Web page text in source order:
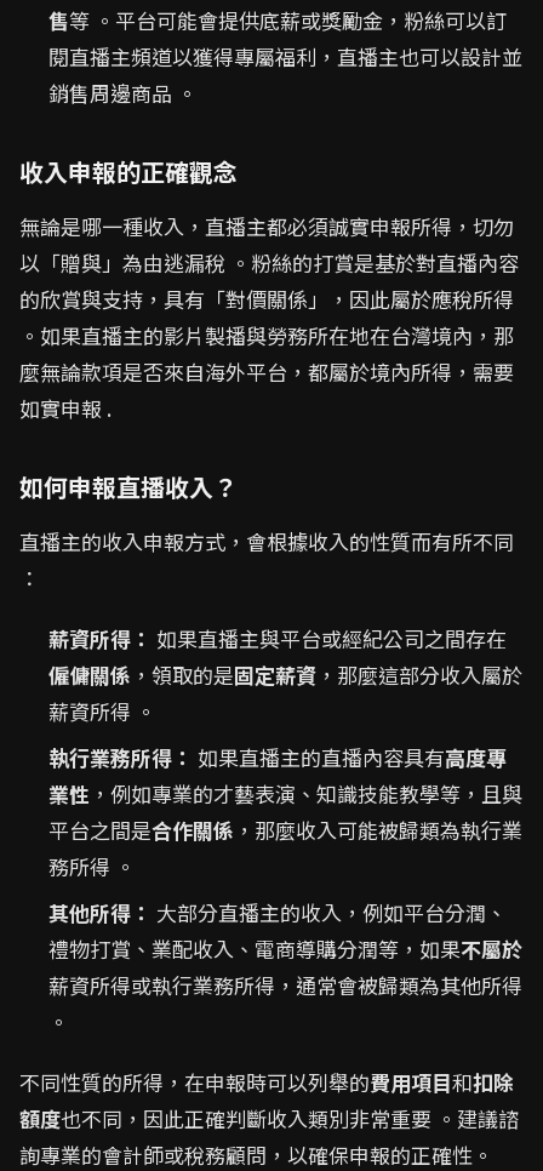
售等 。平台可能會提供底薪或獎勵金，粉絲可以訂
閱直播主頻道以獲得專屬福利，直播主也可以設計並
銷售周邊商品 。
收入申報的正確觀念
無論是哪一種收入，直播主都必須誠實申報所得，切勿
以「贈與」為由逃漏稅 。粉絲的打賞是基於對直播內容
的欣賞與支持，具有「對價關係」，因此屬於應稅所得
。如果直播主的影片製播與勞務所在地在台灣境內，那
麼無論款項是否來自海外平台，都屬於境內所得，需要
如實申報 .
如何申報直播收入？
直播主的收入申報方式，會根據收入的性質而有所不同
：
薪資所得： 如果直播主與平台或經紀公司之間存在
僱傭關係 ，領取的是固定薪資 ，那麼這部分收入屬於
薪資所得 。
執行業務所得： 如果直播主的直播內容具有高度專
業性 ，例如專業的才藝表演、知識技能教學等，且與
平台之間是合作關係 ，那麼收入可能被歸類為執行業
務所得 。
其他所得： 大部分直播主的收入，例如平台分潤、
禮物打賞、業配收入、電商導購分潤等，如果不屬於
薪資所得或執行業務所得，通常會被歸類為其他所得
。
不同性質的所得，在申報時可以列舉的費用項目和扣除
額度也不同，因此正確判斷收入類別非常重要 。建議諮
詢專業的會計師或稅務顧問，以確保申報的正確性。